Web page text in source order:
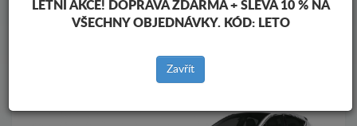
vozidel
Zpět na produkty
LETNÍ AKCE! DOPRAVA ZDARMA + SLEVA 10 % NA
VŠECHNY OBJEDNÁVKY. KÓD: LETO
Zavřít